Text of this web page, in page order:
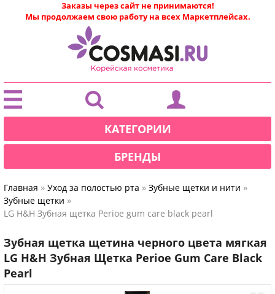
|
Заказы через сайт не принимаются!
Мы продолжаем свою работу на всех Маркетплейсах.
КАТЕГОРИИ
БРЕНДЫ
Главная » Уход за полостью рта » Зубные щетки и нити »
Зубные щетки »
LG H&H Зубная щетка Perioe gum care black pearl
Зубная щетка щетина черного цвета мягкая
LG H&H Зубная Щетка Perioe Gum Care Black
Pearl